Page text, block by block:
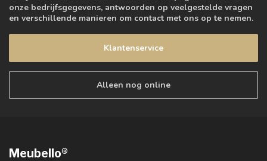
onze bedrijfsgegevens, antwoorden op veelgestelde vragen
en verschillende manieren om contact met ons op te nemen.
Klantenservice
Alleen nog online
Meubello®